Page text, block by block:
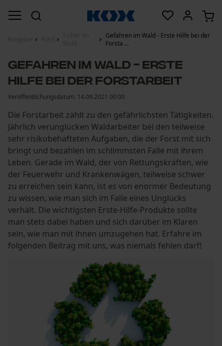
Gefahren im Wald - Erste Hilfe bei der
Forsta ...
Gefahren im Wald - Erste
Hilfe bei der Forstarbeit
Veröffentlichungsdatum: 14.09.2021 00:00
Die Forstarbeit zählt zu den gefährlichsten Tätigkeiten.
Jährlich verunglücken Waldarbeiter bei den teilweise
sehr risikobehafteten Aufgaben, die der Forst mit sich
bringt und bezahlen im schlimmsten Falle mit ihrem
Leben. Gerade im Wald, der von Rettungskräften, wie
der Feuerwehr und Krankenwägen, teilweise schwer
zu erreichen sein kann, ist es von enormer Bedeutung
zu wissen, wie man sich im Falle eines Unglücks
verhält. Die wichtigsten Erste-Hilfe-Produkte sollte
man stets dabei haben und sich darüber im Klaren
sein, wie man mit ihnen umzugehen hat. Erfahre im
folgenden Beitrag mit uns, was niemals fehlen darf!